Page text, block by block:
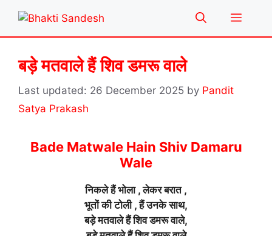
content
Menu
बड़े मतवाले हैं शिव डमरू वाले
26 December 2025 by Pandit
Satya Prakash
Bade Matwale Hain Shiv Damaru
Wale
निकले हैं भोला , लेकर बरात ,
भूतों की टोली , हैं उनके साथ,
बड़े मतवाले हैं शिव डमरू वाले,